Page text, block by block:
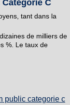
C
tant dans la
de milliers de
%. Le taux de
public categorie c